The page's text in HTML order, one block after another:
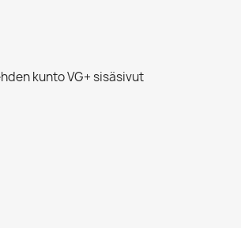
kunto VG+ sisäsivut